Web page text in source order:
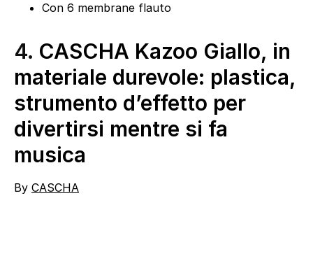
Con 6 membrane flauto
4. CASCHA Kazoo Giallo, in
materiale durevole: plastica,
strumento d’effetto per
divertirsi mentre si fa
musica
By CASCHA